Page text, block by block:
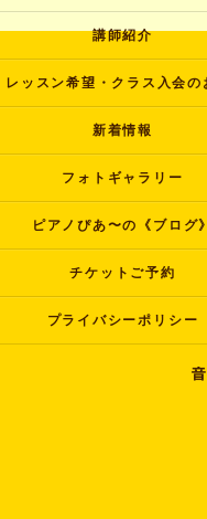
講師紹介
新着情報
フォトギャラリー
ピアノぴあ〜の《ブログ》
チケットご予約
プライバシーポリシー